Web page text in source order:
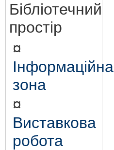
Бібліотечний
простір
¤
Інформаційна
зона
¤
Виставкова
робота